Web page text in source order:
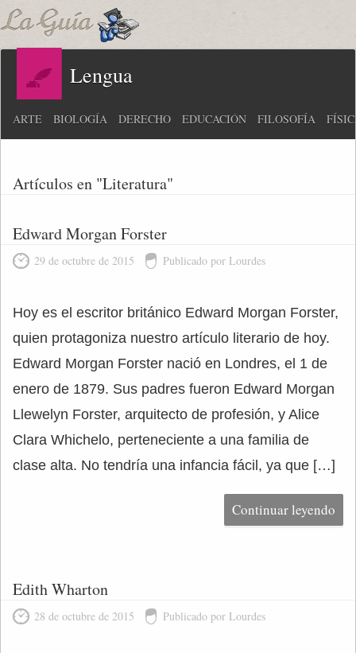
Lengua
ARTE BIOLOGÍA DERECHO EDUCACIÓN FILOSOFÍA
Artículos en "Literatura"
Edward Morgan Forster
29 de octubre de 2015 Publicado por Lourdes
Hoy es el escritor británico Edward Morgan Forster,
quien protagoniza nuestro artículo literario de hoy.
Edward Morgan Forster nació en Londres, el 1 de
enero de 1879. Sus padres fueron Edward Morgan
Llewelyn Forster, arquitecto de profesión, y Alice
Clara Whichelo, perteneciente a una familia de
clase alta. No tendría una infancia fácil, ya que […]
Continuar leyendo
Edith Wharton
28 de octubre de 2015 Publicado por Lourdes